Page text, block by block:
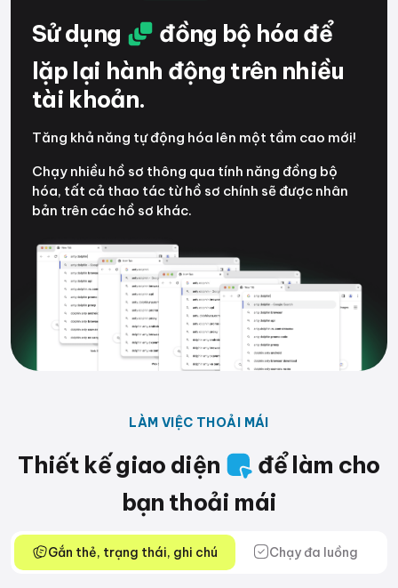
Sử dụng
đồng bộ hóa để
lặp lại hành động trên nhiều
tài khoản.
Tăng khả năng tự động hóa lên một tầm cao mới!
Chạy nhiều hồ sơ thông qua tính năng đồng bộ
hóa, tất cả thao tác từ hồ sơ chính sẽ được nhân
bản trên các hồ sơ khác.
LÀM VIỆC THOẢI MÁI
Thiết kế giao diện
để làm cho
bạn thoải mái
Gắn thẻ, trạng thái, ghi chú Chạy đa luồng